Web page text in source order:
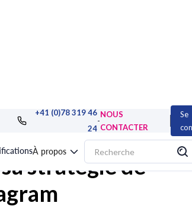
+41 (0)78 319 46
24
-
NOUS
CONTACTER
Se
À propos
Médias sociaux et Community Management
stratégie de